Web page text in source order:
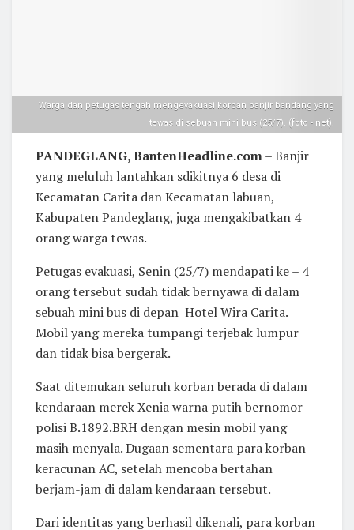
Warga dan petugas tengah mengevakuasi korban banjir bandang yang
tewas di sebuah mini bus (25/7). (foto - net).
PANDEGLANG, BantenHeadline.com– Banjir
yang meluluh lantahkan sdikitnya 6 desa di
Kecamatan Carita dan Kecamatan labuan,
Kabupaten Pandeglang, juga mengakibatkan 4
orang warga tewas.
Petugas evakuasi, Senin (25/7) mendapati ke – 4
orang tersebut sudah tidak bernyawa di dalam
sebuah mini bus di depan Hotel Wira Carita.
Mobil yang mereka tumpangi terjebak lumpur
dan tidak bisa bergerak.
Saat ditemukan seluruh korban berada di dalam
kendaraan merek Xenia warna putih bernomor
polisi B.1892.BRH dengan mesin mobil yang
masih menyala. Dugaan sementara para korban
keracunan AC, setelah mencoba bertahan
berjam-jam di dalam kendaraan tersebut.
Dari identitas yang berhasil dikenali, para korban